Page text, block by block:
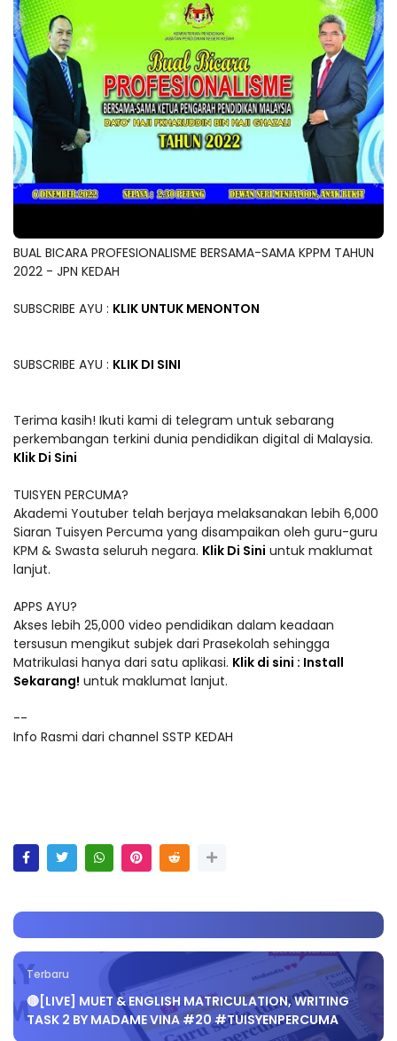
BUAL BICARA PROFESIONALISME BERSAMA-SAMA KPPM TAHUN
2022 - JPN KEDAH
SUBSCRIBE AYU : KLIK UNTUK MENONTON
SUBSCRIBE AYU : KLIK DI SINI
Terima kasih! Ikuti kami di telegram untuk sebarang
perkembangan terkini dunia pendidikan digital di Malaysia.
Klik Di Sini
TUISYEN PERCUMA?
Akademi Youtuber telah berjaya melaksanakan lebih 6,000
Siaran Tuisyen Percuma yang disampaikan oleh guru-guru
KPM & Swasta seluruh negara. Klik Di Sini untuk maklumat
lanjut.
APPS AYU?
Akses lebih 25,000 video pendidikan dalam keadaan
tersusun mengikut subjek dari Prasekolah sehingga
Matrikulasi hanya dari satu aplikasi. Klik di sini : Install
Sekarang! untuk maklumat lanjut.
--
Info Rasmi dari channel SSTP KEDAH
Terbaru
🔴[LIVE] MUET & ENGLISH MATRICULATION, WRITING
TASK 2 BY MADAME VINA #20 #TUISYENPERCUMA